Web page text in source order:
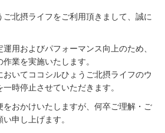
北摂ライフをご利用頂きまして、誠に
用およびパフォーマンス向上のため、
業を実施いたします。
おいてココシルひょうご北摂ライフのウ
時停止させていただきます。
をおかけいたしますが、何卒ご理解・ご
申し上げます。